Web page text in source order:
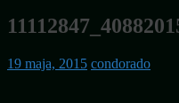
19 maja, 2015 condorado